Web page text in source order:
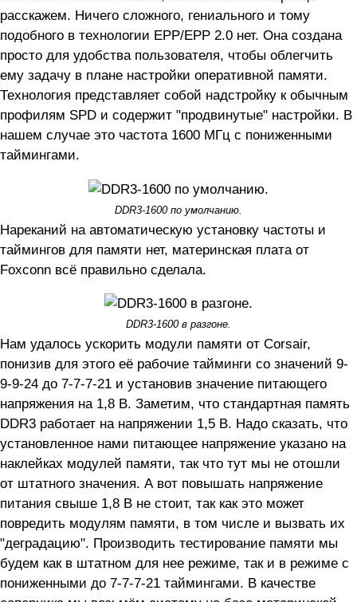
расскажем. Ничего сложного, гениального и тому
подобного в технологии EPP/EPP 2.0 нет. Она создана
просто для удобства пользователя, чтобы облегчить
ему задачу в плане настройки оперативной памяти.
Технология представляет собой надстройку к обычным
профилям SPD и содержит "продвинутые" настройки. В
нашем случае это частота 1600 МГц с пониженными
таймингами.
DDR3-1600 по умолчанию.
Нареканий на автоматическую установку частоты и
таймингов для памяти нет, материнская плата от
Foxconn всё правильно сделала.
DDR3-1600 в разгоне.
Нам удалось ускорить модули памяти от Corsair,
понизив для этого её рабочие тайминги со значений 9-
9-9-24 до 7-7-7-21 и установив значение питающего
напряжения на 1,8 В. Заметим, что стандартная память
DDR3 работает на напряжении 1,5 В. Надо сказать, что
установленное нами питающее напряжение указано на
наклейках модулей памяти, так что тут мы не отошли
от штатного значения. А вот повышать напряжение
питания свыше 1,8 В не стоит, так как это может
повредить модулям памяти, в том числе и вызвать их
"деградацию". Производить тестирование памяти мы
будем как в штатном для нее режиме, так и в режиме с
пониженными до 7-7-7-21 таймингами. В качестве